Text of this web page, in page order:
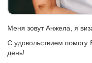
Меня зовут Анжела, я
С удовольствием помогу
день!